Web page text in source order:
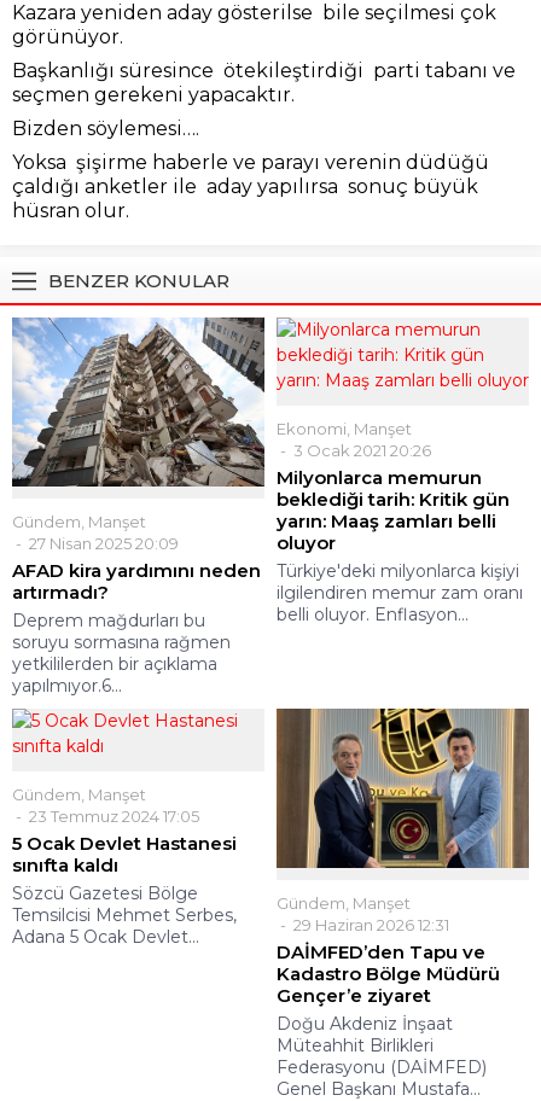
Kazara yeniden aday gösterilse bile seçilmesi çok
görünüyor.
Başkanlığı süresince ötekileştirdiği parti tabanı ve
seçmen gerekeni yapacaktır.
Bizden söylemesi….
Yoksa şişirme haberle ve parayı verenin düdüğü
çaldığı anketler ile aday yapılırsa sonuç büyük
hüsran olur.
BENZER KONULAR
Gündem Manşet
27 Nisan 2025 20:09
AFAD kira yardımını neden
artırmadı?
Deprem mağdurları bu
soruyu sormasına rağmen
yetkililerden bir açıklama
yapılmıyor.6...
Ekonomi, Manşet
3 Ocak 2021 20:26
Milyonlarca memurun
beklediği tarih: Kritik gün
yarın: Maaş zamları belli
oluyor
Türkiye'deki milyonlarca kişiyi
ilgilendiren memur zam oranı
belli oluyor. Enflasyon...
Gündem Manşet
23 Temmuz 2024 17:05
5 Ocak Devlet Hastanesi
sınıfta kaldı
Sözcü Gazetesi Bölge
Temsilcisi Mehmet Serbes,
Adana 5 Ocak Devlet...
Gündem Manşet
29 Haziran 2026 12:31
DAİMFED’den Tapu ve
Kadastro Bölge Müdürü
Gençer’e ziyaret
Doğu Akdeniz İnşaat
Müteahhit Birlikleri
Federasyonu (DAİMFED)
Genel Başkanı Mustafa...